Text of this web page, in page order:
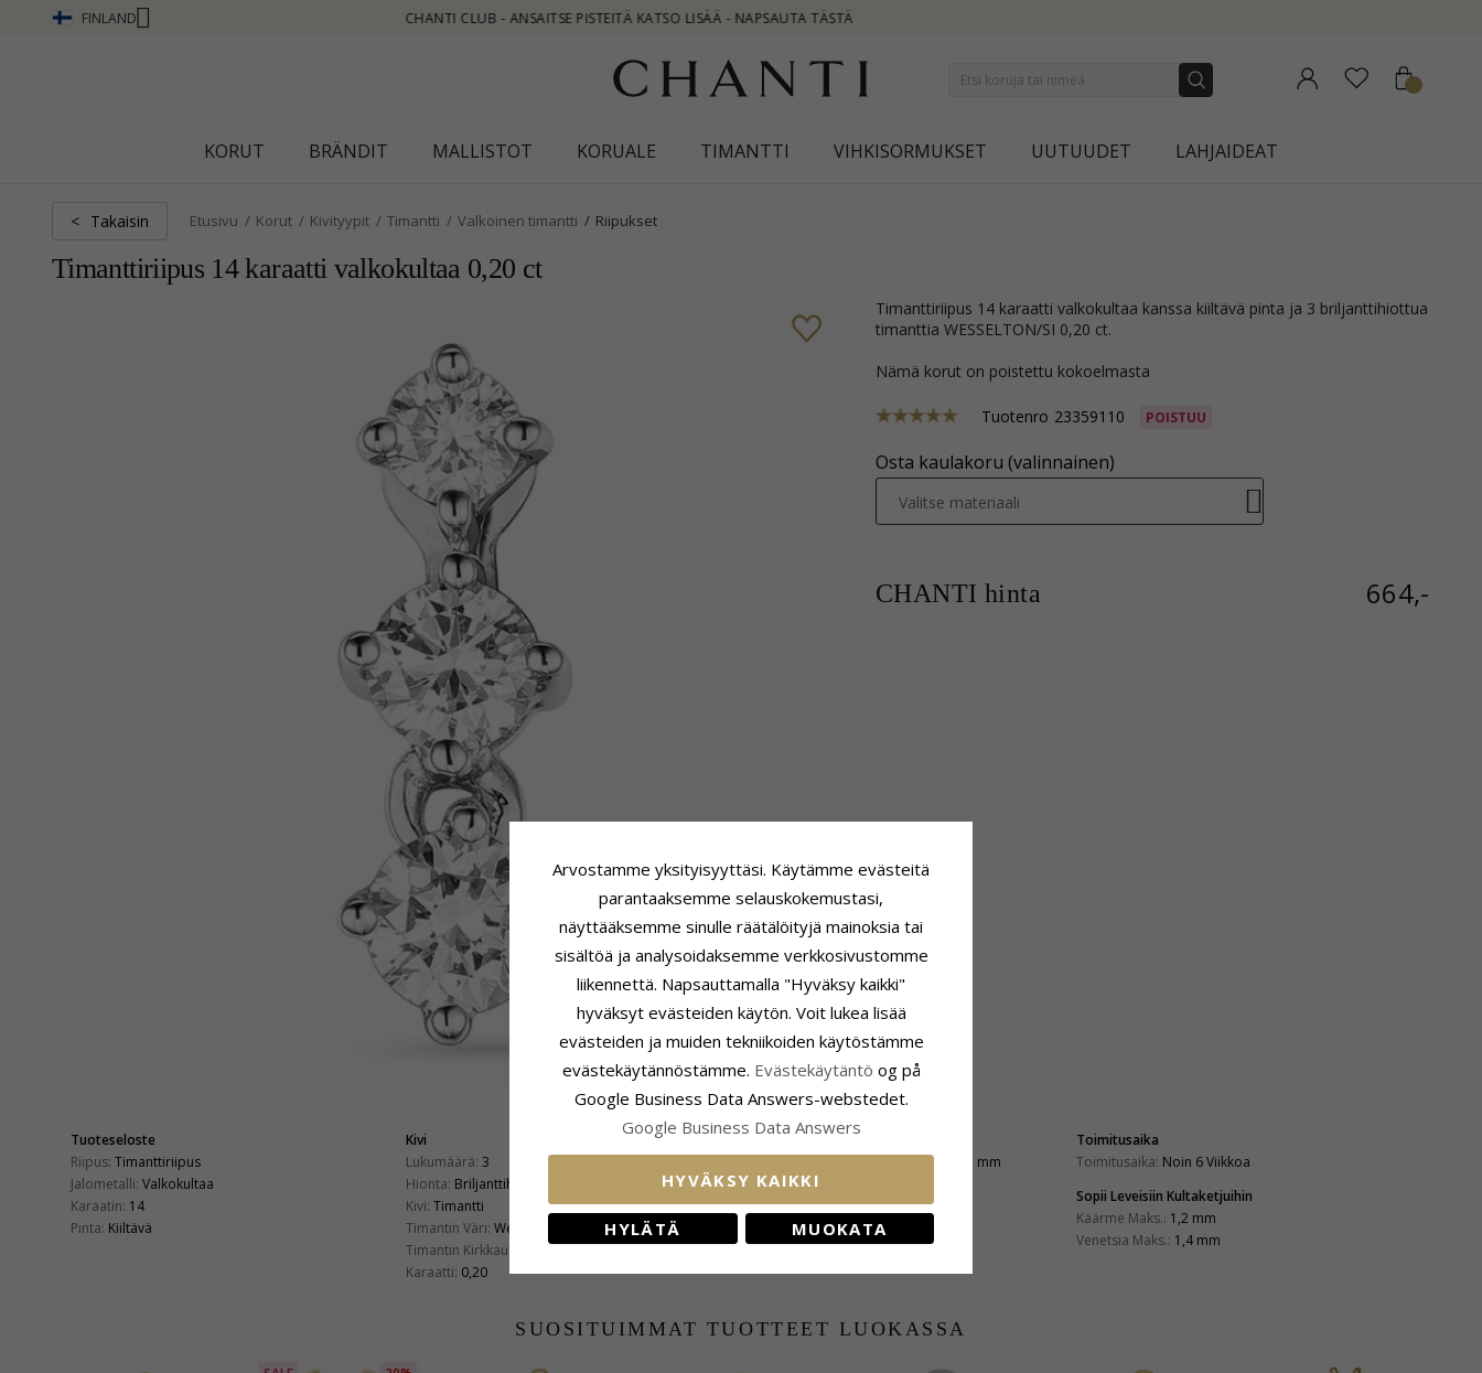
FINLAND
CLUB - ANSAITSE PISTEITÄ KATSO LISÄÄ - NAPSAUTA TÄSTÄ
KORUT BRÄNDIT MALLISTOT KORUALE TIMANTTI VIHKISORMUKSET UUTUUDET LAHJAIDEAT
< Takaisin Etusivu Korut Kivityypit Timantti Valkoinen timantti Riipukset
Timanttiriipus 14 karaatti valkokultaa 0,20 ct
timanttiriipus 14 karaatti valkokultaa kanssa kiiltävä pinta ja 3 briljanttihiottua
timanttia WESSELTON/SI 0,20 ct.
Nämä korut on poistettu kokoelmasta
Tuotenro 23359110 POISTUU
Osta kaulakoru (valinnainen)
Valitse materiaali
CHANTI hinta 664,-
Tuoteseloste
Riipus: Timanttiriipus
Jalometalli: Valkokultaa
Karaatin: 14
Pinta: Kiiltävä
Kivi
Lukumäärä: 3
Hionta: Briljanttihiottu
Kivi: Timantti
Timantin Väri: Wesselton
Timantin Kirkkaus:
Karaatti: 0,20
Kiinnitys
Korkeus Riipuspidikkeen Kanssa:
10,7 mm
Leveys:3,8 mm
Syvyys:4,3 mm
Toimitusaika
Toimitusaika: Noin 6 Viikkoa
Sopii Leveisiin Kultaketjuihin
Käärme Maks.: 1,2 mm
Venetsia Maks.: 1,4 mm
SUOSITUIMMAT TUOTTEET LUOKASSA
Arvostamme yksityisyyttäsi. Käytämme evästeitä
parantaaksemme selauskokemustasi,
näyttääksemme sinulle räätälöityjä mainoksia tai
sisältöä ja analysoidaksemme verkkosivustomme
liikennettä. Napsauttamalla "Hyväksy kaikki"
hyväksyt evästeiden käytön. Voit lukea lisää
evästeiden ja muiden tekniikoiden käytöstämme
evästekäytännöstämme. Evästekäytäntö og på
Google Business Data Answers-webstedet.
Google Business Data Answers
HYVÄKSY KAIKKI
HYLÄTÄ MUOKATA